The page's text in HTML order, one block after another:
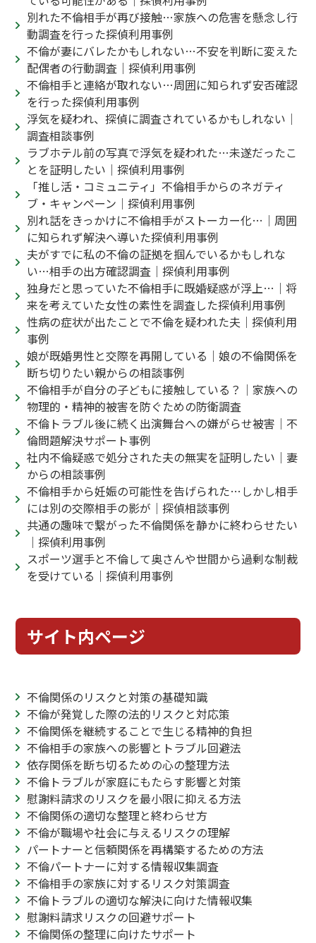
別れた不倫相手が再び接触…家族への危害を懸念し行
動調査を行った探偵利用事例
不倫が妻にバレたかもしれない…不安を判断に変えた
配偶者の行動調査｜探偵利用事例
不倫相手と連絡が取れない…周囲に知られず安否確認
を行った探偵利用事例
浮気を疑われ、探偵に調査されているかもしれない｜
調査相談事例
ラブホテル前の写真で浮気を疑われた…未遂だったこ
とを証明したい｜探偵利用事例
「推し活・コミュニティ」不倫相手からのネガティ
ブ・キャンペーン｜探偵利用事例
別れ話をきっかけに不倫相手がストーカー化…｜周囲
に知られず解決へ導いた探偵利用事例
夫がすでに私の不倫の証拠を掴んでいるかもしれな
い…相手の出方確認調査｜探偵利用事例
独身だと思っていた不倫相手に既婚疑惑が浮上…｜将
来を考えていた女性の素性を調査した探偵利用事例
性病の症状が出たことで不倫を疑われた夫｜探偵利用
事例
娘が既婚男性と交際を再開している｜娘の不倫関係を
断ち切りたい親からの相談事例
不倫相手が自分の子どもに接触している？｜家族への
物理的・精神的被害を防ぐための防衛調査
不倫トラブル後に続く出演舞台への嫌がらせ被害｜不
倫問題解決サポート事例
社内不倫疑惑で処分された夫の無実を証明したい｜妻
からの相談事例
不倫相手から妊娠の可能性を告げられた…しかし相手
には別の交際相手の影が｜探偵相談事例
共通の趣味で繋がった不倫関係を静かに終わらせたい
｜探偵利用事例
スポーツ選手と不倫して奥さんや世間から過剰な制裁
を受けている｜探偵利用事例
サイト内ページ
不倫関係のリスクと対策の基礎知識
不倫が発覚した際の法的リスクと対応策
不倫関係を継続することで生じる精神的負担
不倫相手の家族への影響とトラブル回避法
依存関係を断ち切るための心の整理方法
不倫トラブルが家庭にもたらす影響と対策
慰謝料請求のリスクを最小限に抑える方法
不倫関係の適切な整理と終わらせ方
不倫が職場や社会に与えるリスクの理解
パートナーと信頼関係を再構築するための方法
不倫パートナーに対する情報収集調査
不倫相手の家族に対するリスク対策調査
不倫トラブルの適切な解決に向けた情報収集
慰謝料請求リスクの回避サポート
不倫関係の整理に向けたサポート